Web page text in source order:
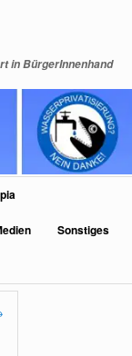
in BürgerInnenhand
Sonstiges